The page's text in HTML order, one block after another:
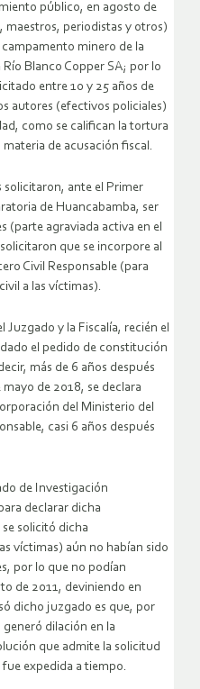
público, en agosto de
maestros, periodistas y otros)
minero de la
Blanco Copper SA; por lo
entre 10 y 25 años de
autores (efectivos policiales)
como se califican la tortura
de acusación fiscal.
solicitaron, ante el Primer
de Huancabamba, ser
(parte agraviada activa en el
que se incorpore al
Civil Responsable (para
a las víctimas).
Juzgado y la Fiscalía, recién el
el pedido de constitución
más de 6 años después
de 2018, se declara
del Ministerio del
casi 6 años después
de Investigación
declarar dicha
solicitó dicha
víctimas) aún no habían sido
por lo que no podían
de 2011, deviniendo en
dicho juzgado es que, por
dilación en la
que admite la solicitud
expedida a tiempo.